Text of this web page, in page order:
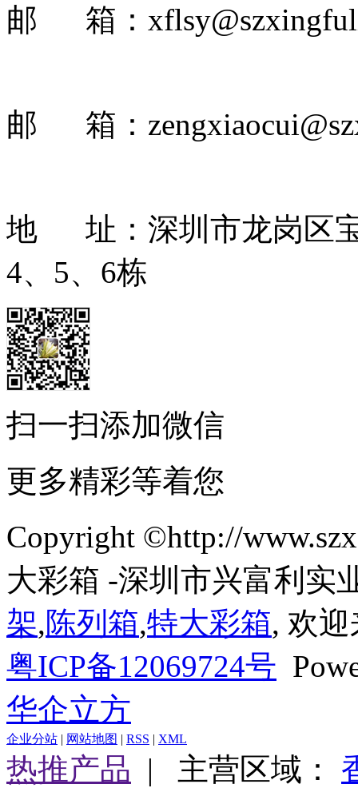
邮 箱：
邮 箱：
地 址：深圳市龙岗区
4、5、6栋
扫一扫添加微信
更多精彩等着您
Copyright ©http://
大彩箱 -深圳市兴富利实
架,陈列箱,特大彩箱, 欢
粤ICP备12069724号
华企立方
企业分站 | 网站地图 | RSS | XML
热推产品 | 主营区域：